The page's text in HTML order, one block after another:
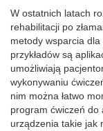
W ostatnich latach
rehabilitacji po
metody wsparcia
przykładów są
umożliwiają
wykonywaniu
nim można łatwo
program ćwiczeń do
urządzenia takie jak